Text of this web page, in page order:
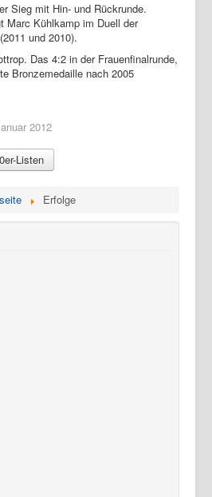
Sieg mit Hin- und Rückrunde.
Marc Kühlkamp im Duell der
und 2010).
Das 4:2 in der Frauenfinalrunde,
Bronzemedaille nach 2005
2012
Listen
Erfolge